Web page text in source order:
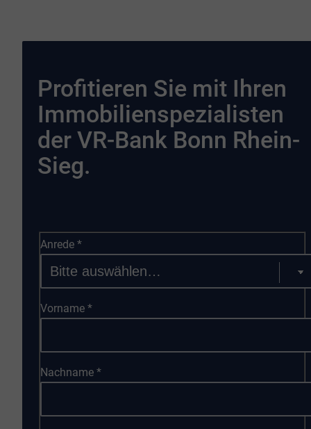
Profitieren Sie mit Ihren
Immobilienspezialisten
der VR-Bank Bonn Rhein-
Sieg.
Anrede*
Vorname*
Nachname*